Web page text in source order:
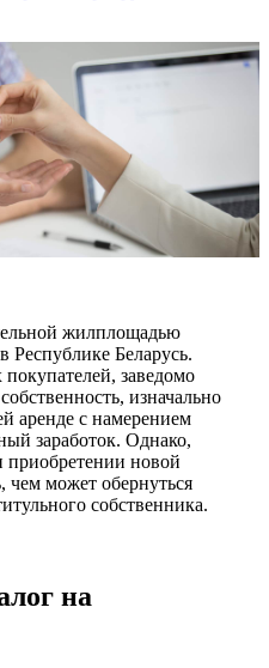
жилплощадью
Республике Беларусь.
заведомо
изначально
аренде с намерением
заработок. Однако,
новой
может обернуться
собственника.
на